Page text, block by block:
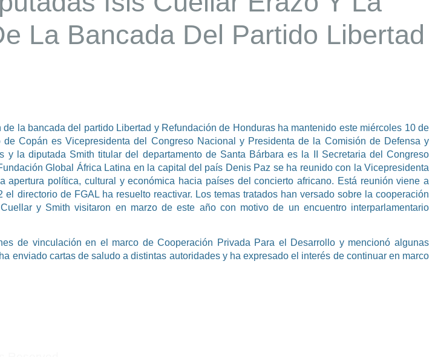
La Bancada Del Partido Libertad
la bancada del partido Libertad y Refundación de Honduras ha mantenido este miércoles 10 de
Copán es Vicepresidenta del Congreso Nacional y Presidenta de la Comisión de Defensa y
la diputada Smith titular del departamento de Santa Bárbara es la II Secretaria del Congreso
Global África Latina en la capital del país Denis Paz se ha reunido con la Vicepresidenta
política, cultural y económica hacia países del concierto africano. Está reunión viene a
directorio de FGAL ha resuelto reactivar. Los temas tratados han versado sobre la cooperación
y Smith visitaron en marzo de este año con motivo de un encuentro interparlamentario
de vinculación en el marco de Cooperación Privada Para el Desarrollo y mencionó algunas
enviado cartas de saludo a distintas autoridades y ha expresado el interés de continuar en marco